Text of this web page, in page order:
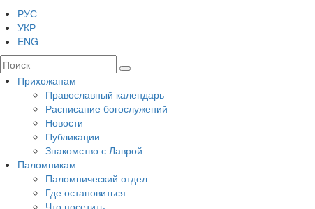
РУС
УКР
ENG
Прихожанам
Православный календарь
Расписание богослужений
Новости
Публикации
Знакомство с Лаврой
Паломникам
Паломнический отдел
Где остановиться
Что посетить